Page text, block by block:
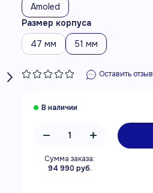
Amoled
Размер корпуса
47 мм
51 мм
Оставить отзыв
Сумма заказа:
94 990 руб.